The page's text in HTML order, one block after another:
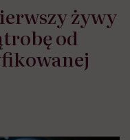
żywy
od